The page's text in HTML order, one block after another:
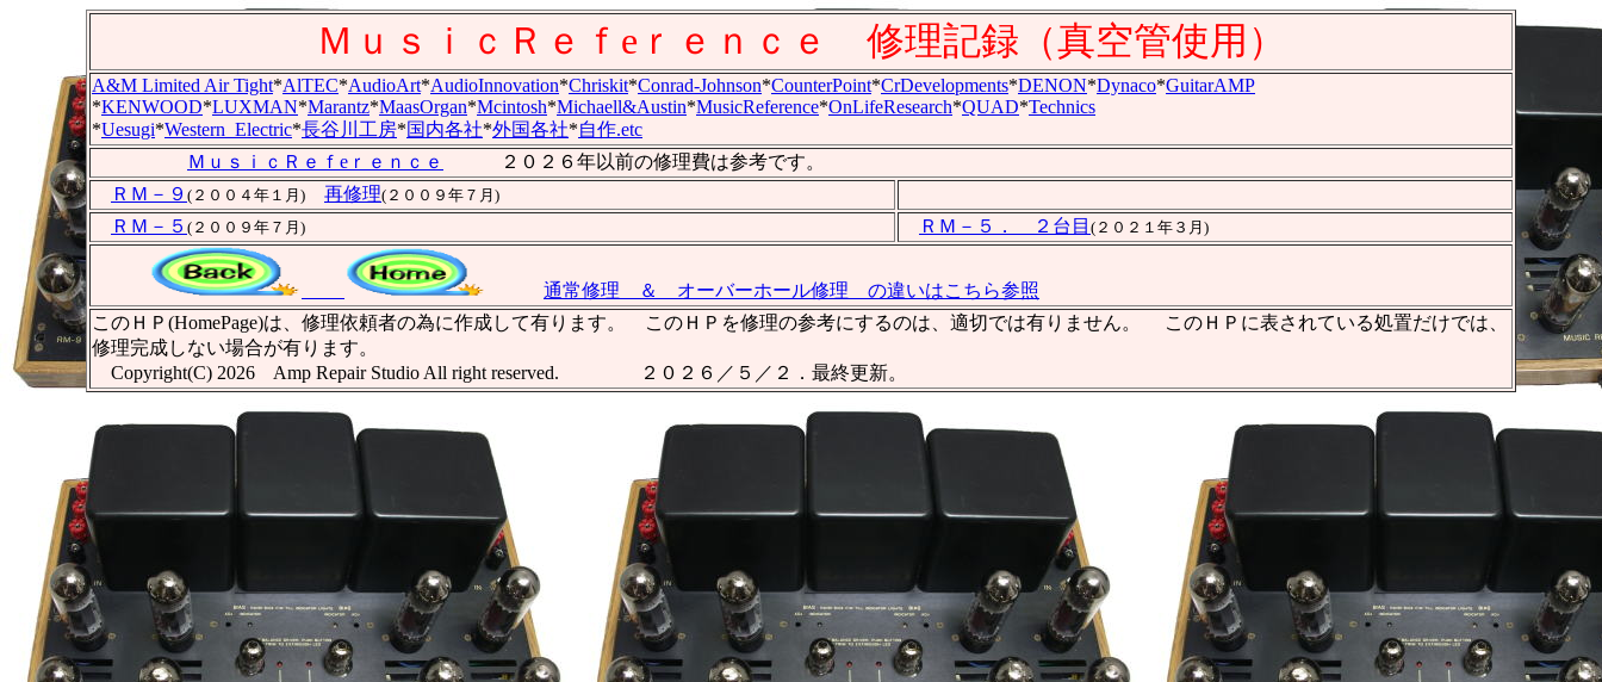
ＭｕｓｉｃＲｅｆeｒｅｎｃｅ 修理記録（真空管使用）
A&M Limited Air Tight*AlTEC*AudioArt*AudioInnovation*Chriskit*Conrad-Johnson*CounterPoint*CrDevelopments*DENON*Dynaco*GuitarAMP
*KENWOOD*LUXMAN*Marantz*MaasOrgan*Mcintosh*Michaell&Austin*MusicReference*OnLifeResearch*QUAD*Technics
*Uesugi*Western_Electric*長谷川工房*国内各社*外国各社*自作.etc
ＭｕｓｉｃＲｅｆeｒｅｎｃｅ
２０２６年以前の修理費は参考です。
ＲＭ－９ (２００４年１月) 再修理(２００９年７月)
ＲＭ－５ (２００９年７月) ＲＭ－５． ２台目 (２０２１年３月)
通常修理 ＆ オーバーホール修理 の違いはこちら参照
このＨＰ(HomePage)は、修理依頼者の為に作成して有ります。 このＨＰを修理の参考にするのは、適切では有りません。 このＨＰに表されている処置だけでは、
修理完成しない場合が有ります。
Copyright(C) 2026 Amp Repair Studio All right reserved. ２０２６／５／２．最終更新。